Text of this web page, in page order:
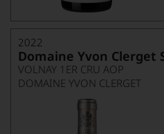
2022
Domaine Yvon Clerget
VOLNAY 1ER CRU AOP
DOMAINE YVON CLERGET